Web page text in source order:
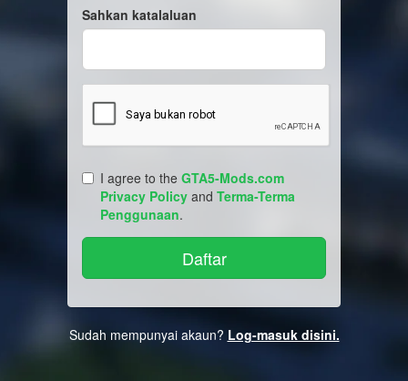
Sahkan katalaluan
I agree to the GTA5-Mods.com
Privacy Policy and Terma-Terma
Penggunaan.
Sudah mempunyai akaun? Log-masuk disini.